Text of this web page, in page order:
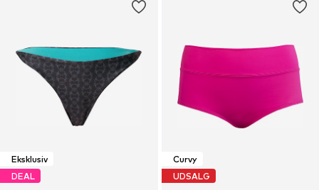
Eksklusiv
DEAL
Curvy
UDSALG